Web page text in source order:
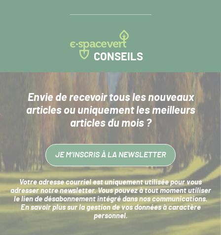
CONSEILS
Envie de recevoir tous les nouveaux
articlesou uniquement les meilleurs
articles du mois ?
JE M’INSCRIS À LA NEWSLETTER
Votre adresse courriel est uniquement utilisée pour vous
adresser notre newsletter. Vous pouvez à tout moment utiliser
le lien de désabonnement intégré dans nos communications.
En savoir plus sur la gestion de vos données à caractère
personnel.